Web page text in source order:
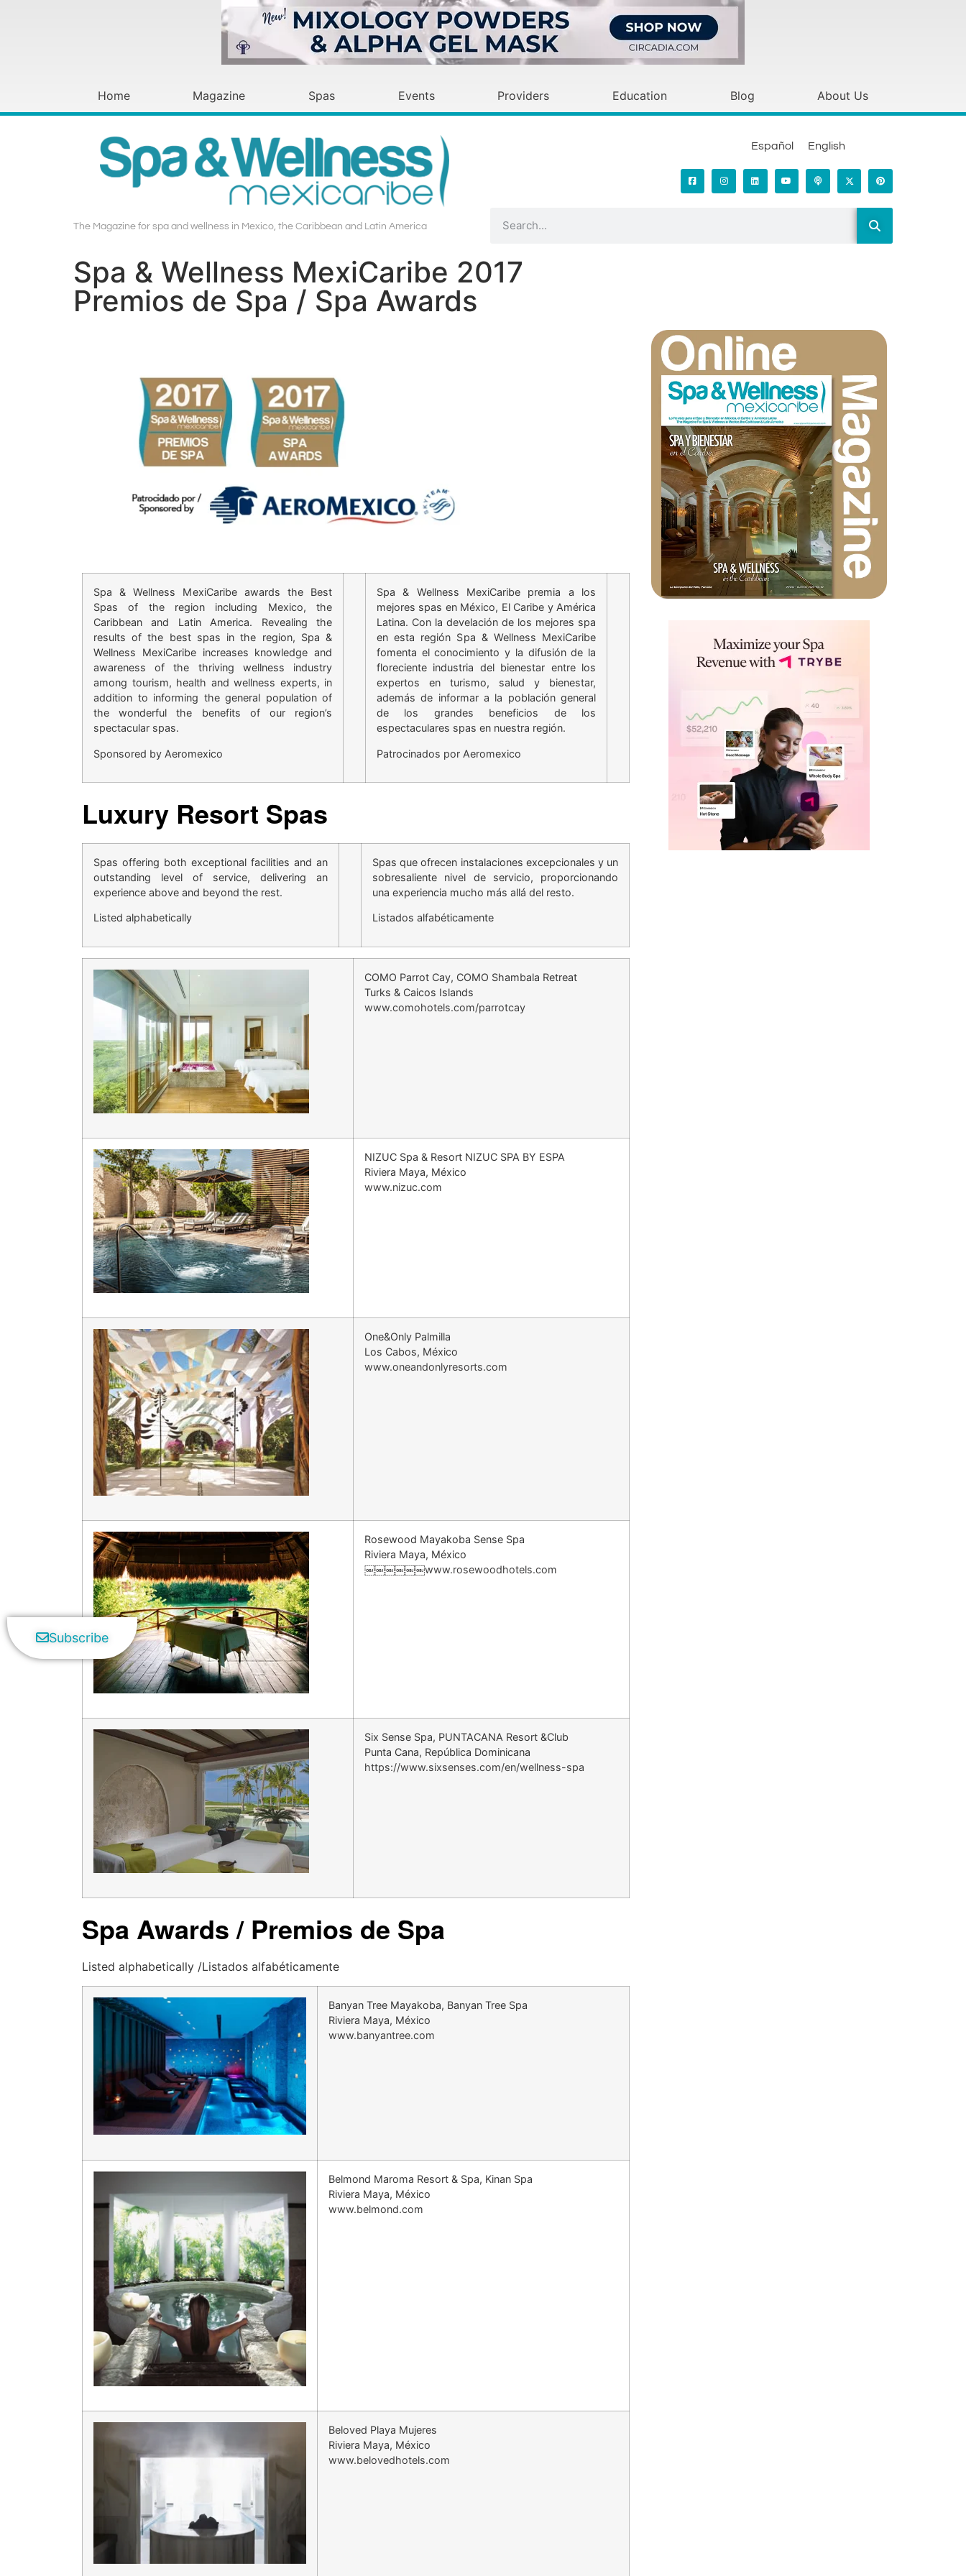
Home Magazine Spas Events Providers Education Blog About Us
The Magazine for spa and wellness in Mexico, the Caribbean and Latin America​
Español English
Spa & Wellness MexiCaribe 2017
Premios de Spa / Spa Awards
Spa & Wellness MexiCaribe awards the Best
Spas of the region including Mexico, the
Caribbean and Latin America. Revealing the
results of the best spas in the region, Spa &
Wellness MexiCaribe increases knowledge and
awareness of the thriving wellness industry
among tourism, health and wellness experts, in
addition to informing the general population of
the wonderful the benefits of our region’s
spectacular spas.
Sponsored by Aeromexico
Spa & Wellness MexiCaribe premia a los
mejores spas en México, El Caribe y América
Latina. Con la develación de los mejores spa
en esta región Spa & Wellness MexiCaribe
fomenta el conocimiento y la difusión de la
floreciente industria del bienestar entre los
expertos en turismo, salud y bienestar,
además de informar a la población general
de los grandes beneficios de los
espectaculares spas en nuestra región.
Patrocinados por Aeromexico
Luxury Resort Spas
Spas offering both exceptional facilities and an
outstanding level of service, delivering an
experience above and beyond the rest.
Listed alphabetically
Spas que ofrecen instalaciones excepcionales y un
sobresaliente nivel de servicio, proporcionando
una experiencia mucho más allá del resto.
Listados alfabéticamente
COMO Parrot Cay, COMO Shambala Retreat
Turks & Caicos Islands
www.comohotels.com/parrotcay
NIZUC Spa & Resort NIZUC SPA BY ESPA
Riviera Maya, México
www.nizuc.com
One&Only Palmilla
Los Cabos, México
www.oneandonlyresorts.com
Rosewood Mayakoba Sense Spa
Riviera Maya, México
￼￼￼￼￼￼www.rosewoodhotels.com
Six Sense Spa, PUNTACANA Resort &Club
Punta Cana, República Dominicana
https://www.sixsenses.com/en/wellness-spa
Spa Awards / Premios de Spa
Listed alphabetically /Listados alfabéticamente
Banyan Tree Mayakoba, Banyan Tree Spa
Riviera Maya, México
www.banyantree.com
Belmond Maroma Resort & Spa, Kinan Spa
Riviera Maya, México
www.belmond.com
Beloved Playa Mujeres
Riviera Maya, México
www.belovedhotels.com
Subscribe